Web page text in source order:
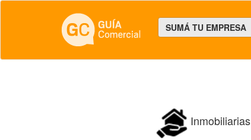
SUMÁ TU EMPRESA
Inmobiliarias